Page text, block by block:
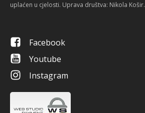
uplaćen u cjelosti. Uprava društva: Nikola Košir.
Facebook
Youtube
Instagram